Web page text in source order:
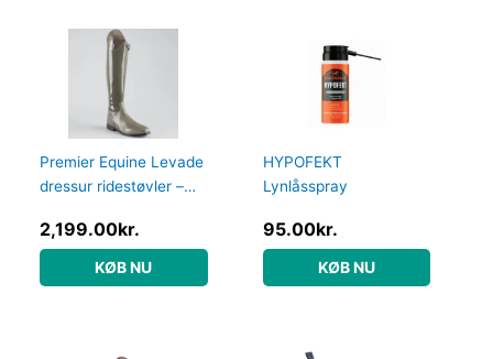
Premier Equine Levade
dressur ridestøvler –
2,199.00kr.
KØB NU
HYPOFEKT
Lynlåsspray
95.00kr.
KØB NU